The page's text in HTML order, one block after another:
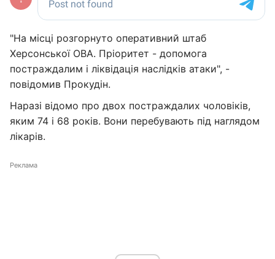
"На місці розгорнуто оперативний штаб
Херсонської ОВА. Пріоритет - допомога
постраждалим і ліквідація наслідків атаки", -
повідомив Прокудін.
Наразі відомо про двох постраждалих чоловіків,
яким 74 і 68 років. Вони перебувають під наглядом
лікарів.
Реклама